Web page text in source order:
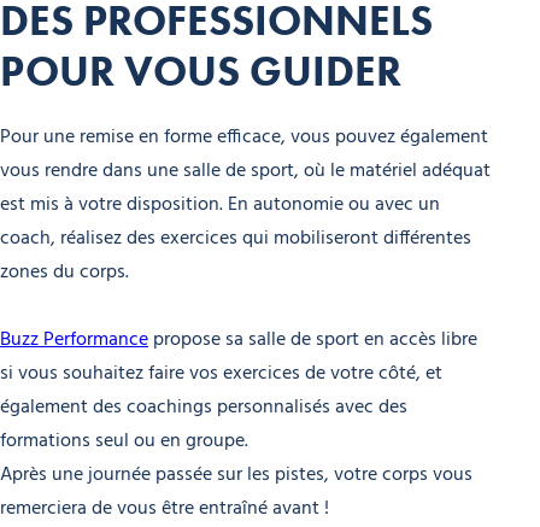
DES PROFESSIONNELS
POUR VOUS GUIDER
Pour une remise en forme efficace, vous pouvez également
vous rendre dans une salle de sport, où le matériel adéquat
est mis à votre disposition. En autonomie ou avec un
coach, réalisez des exercices qui mobiliseront différentes
zones du corps.
Buzz Performancepropose sa salle de sport en accès libre
si vous souhaitez faire vos exercices de votre côté, et
également des coachings personnalisés avec des
formations seul ou en groupe.
Après une journée passée sur les pistes, votre corps vous
remerciera de vous être entraîné avant !